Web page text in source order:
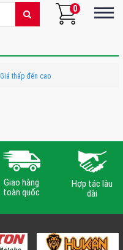
0
Giá thấp đến cao
Giao hàng
toàn quốc
Hợp tác lâu
dài